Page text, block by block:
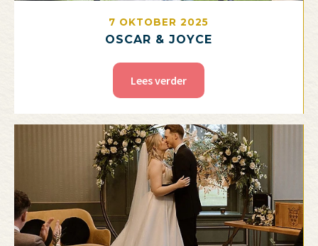
7 OKTOBER 2025
OSCAR & JOYCE
Lees verder